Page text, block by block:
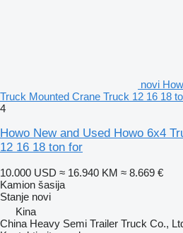
novi
Truck Mounted Crane Truck 12 16 18
4
Howo New and Used Howo 6x4
12 16 18 ton for
10.000 USD ≈ 16.940 KM ≈ 8.669 €
Kamion šasija
Stanje novi
Kina
China Heavy Semi Trailer Truck Co.,